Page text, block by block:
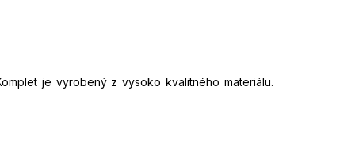
je vyrobený z vysoko kvalitného materiálu.